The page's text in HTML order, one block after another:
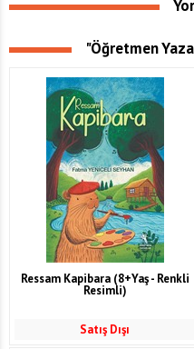
"Öğretmen
Ressam Kapibara (8+Yaş - Renkli
Resimli)
Satış Dışı